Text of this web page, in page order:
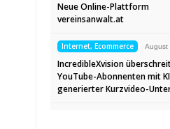
Neue Online-Plattform
vereinsanwalt.at
Internet, Ecommerce August
IncredibleXvision
YouTube-Abonnenten mit
generierter Kurzvideo-